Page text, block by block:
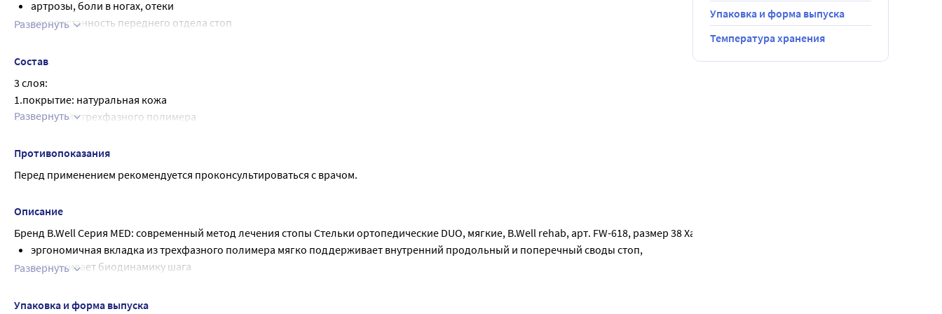
размер стельки 36 37 38 39 40 41 42 43 44 45 46
Длина стопы, 23-23,5см 23,5-24см 24-24,5см 25-25,5см 25,5-26 см 26,5-27см 27-27,5см 28-28,5см 28,5-29см 29-29,5см 29,5-30см
артрозы, боли в ногах, отеки
распластанность переднего отдела стоп
Развернуть
Состав
3 слоя:
1.покрытие: натуральная кожа
2. вкладка из трехфазного полимера
Развернуть
Противопоказания
Перед применением рекомендуется проконсультироваться с врачом.
Описание
Бренд B.Well Серия MED: современный метод лечения стопы Стельки ортопедические DUO, мягкие, B.Well rehab, арт. FW-618, размер 38 Характеристики:
эргономичная вкладка из трехфазного полимера мягко поддерживает внутренний продольный и поперечный своды стоп,
выравнивает биодинамику шага
кожи ног
Развернуть
Упаковка и форма выпуска
Упаковка и форма выпуска
Температура хранения